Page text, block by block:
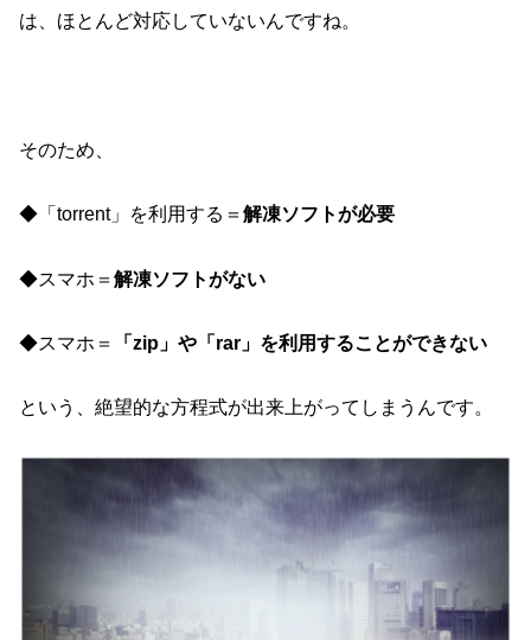
は、ほとんど対応していないんですね。
そのため、
◆「torrent」を利用する＝解凍ソフトが必要
◆スマホ＝解凍ソフトがない
◆スマホ＝ 「zip」や「rar」を利用することができない
という、絶望的な方程式が出来上がってしまうんです。